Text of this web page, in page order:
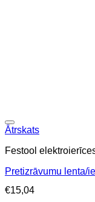
Ātrskats
Festool
Pretizrāvumu lenta/
€15,04